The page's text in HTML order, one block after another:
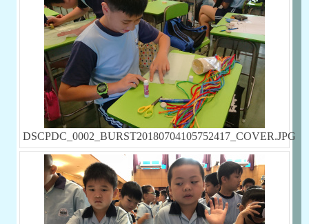
DSCPDC_0002_BURST20180704105752417_COVER.JPG